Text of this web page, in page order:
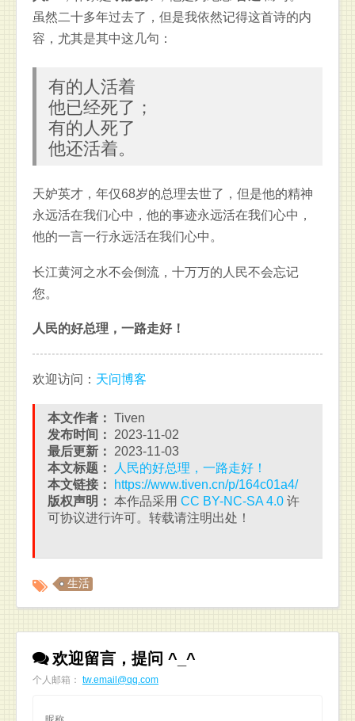
虽然二十多年过去了，但是我依然记得这首诗的内
容，尤其是其中这几句：
有的人活着
他已经死了；
有的人死了
他还活着。
天妒英才，年仅68岁的总理去世了，但是他的精神
永远活在我们心中，他的事迹永远活在我们心中，
他的一言一行永远活在我们心中。
长江黄河之水不会倒流，十万万的人民不会忘记
您。
人民的好总理，一路走好！
欢迎访问： 天问博客
本文作者： Tiven
发布时间：
2023-11-02
最后更新：
2023-11-03
本文标题：
人民的好总理，一路走好！
本文链接：
https://www.tiven.cn/p/164c01a4/
版权声明： 本作品采用 CC BY-NC-SA 4.0 许
可协议进行许可。转载请注明出处！
生活
欢迎留言，提问 ^_^
个人邮箱： tw.email@qq.com